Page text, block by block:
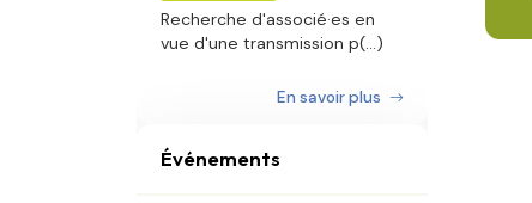
Recherche d'associé·es en
vue d'une transmission p(...)
En savoir plus
Événements